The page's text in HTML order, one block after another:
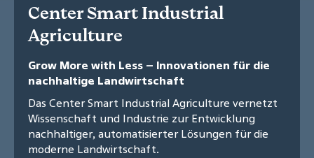
Center Smart Industrial
Agriculture
Grow More with Less – Innovationen für die
nachhaltige Landwirtschaft
Das Center Smart Industrial Agriculture vernetzt
Wissenschaft und Industrie zur Entwicklung
nachhaltiger, automatisierter Lösungen für die
moderne Landwirtschaft.